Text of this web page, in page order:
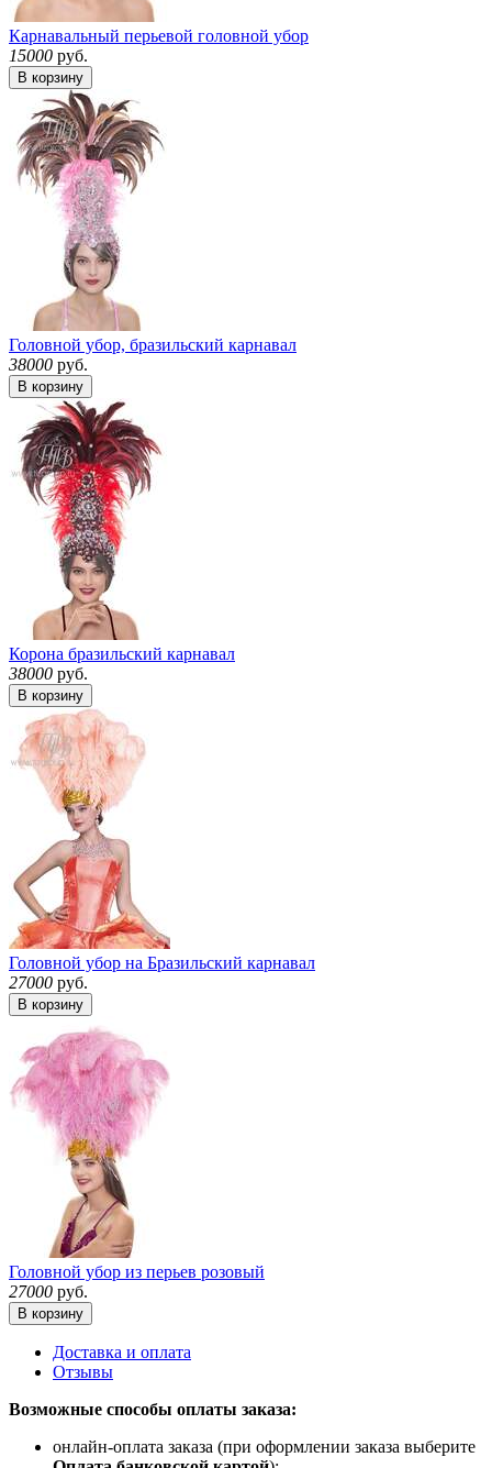
Карнавальный перьевой головной убор
15000 руб.
В корзину
Головной убор, бразильский карнавал
38000 руб.
В корзину
Корона бразильский карнавал
38000 руб.
В корзину
Головной убор на Бразильский карнавал
27000 руб.
В корзину
Головной убор из перьев розовый
27000 руб.
В корзину
Доставка и оплата
Отзывы
Возможные способы оплаты заказа:
онлайн-оплата заказа (при оформлении заказа выберите